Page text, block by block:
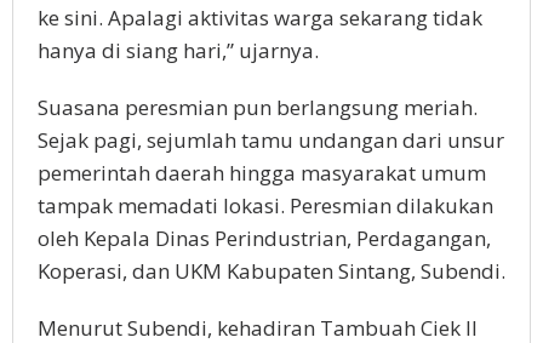
ke sini. Apalagi aktivitas warga sekarang tidak
hanya di siang hari,” ujarnya.
Suasana peresmian pun berlangsung meriah.
Sejak pagi, sejumlah tamu undangan dari unsur
pemerintah daerah hingga masyarakat umum
tampak memadati lokasi. Peresmian dilakukan
oleh Kepala Dinas Perindustrian, Perdagangan,
Koperasi, dan UKM Kabupaten Sintang, Subendi.
Menurut Subendi, kehadiran Tambuah Ciek II